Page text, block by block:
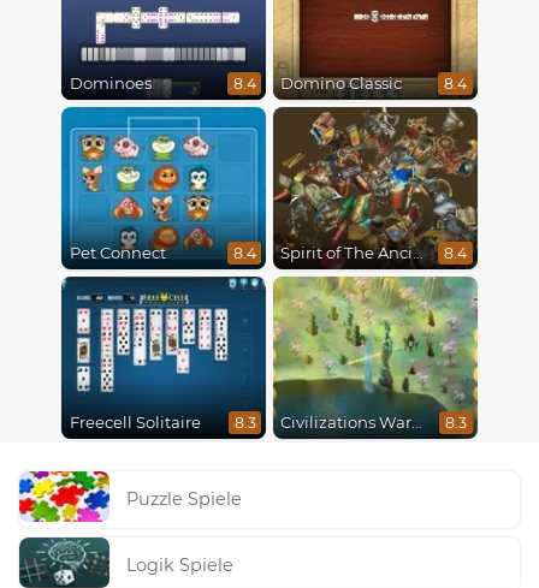
Dominoes 8.4 Domino Classic 8.4
Pet Connect 8.4 Spirit of The Ancient Forest 8.4
Freecell Solitaire 8.3 Civilizations Wars Master Edition 8.3
Puzzle Spiele
Logik Spiele